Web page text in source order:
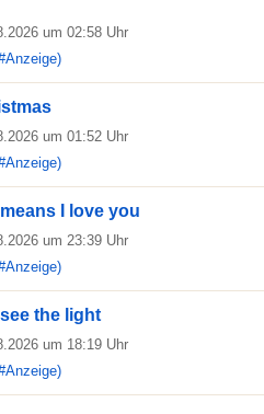
um 02:58 Uhr
um 01:52 Uhr
I love you
um 23:39 Uhr
the light
um 18:19 Uhr